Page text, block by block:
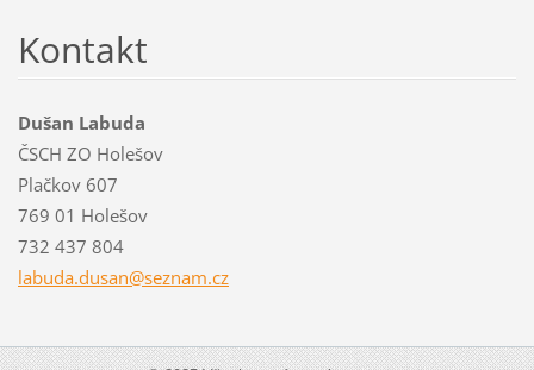
Kontakt
Dušan Labuda
ČSCH ZO Holešov
Plačkov 607
769 01 Holešov
732 437 804
labuda.dusan@seznam.cz